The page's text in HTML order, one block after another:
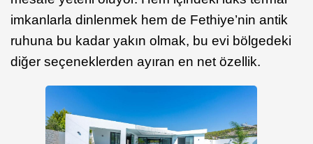
imkanlarla dinlenmek hem de Fethiye’nin antik
ruhuna bu kadar yakın olmak, bu evi bölgedeki
diğer seçeneklerden ayıran en net özellik.